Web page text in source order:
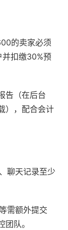
的卖家必须
扣缴30%预
告（在后台
），配合会计
聊天记录至少
需额外提交
队。